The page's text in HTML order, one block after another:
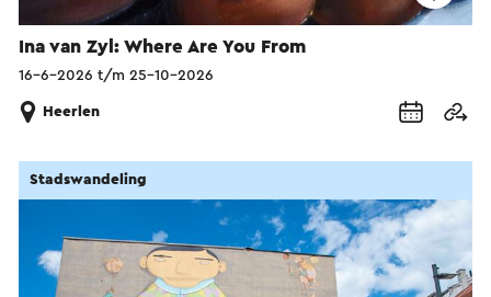
Ina van Zyl: Where Are You From
16-6-2026 t/m 25-10-2026
Heerlen
Stadswandeling